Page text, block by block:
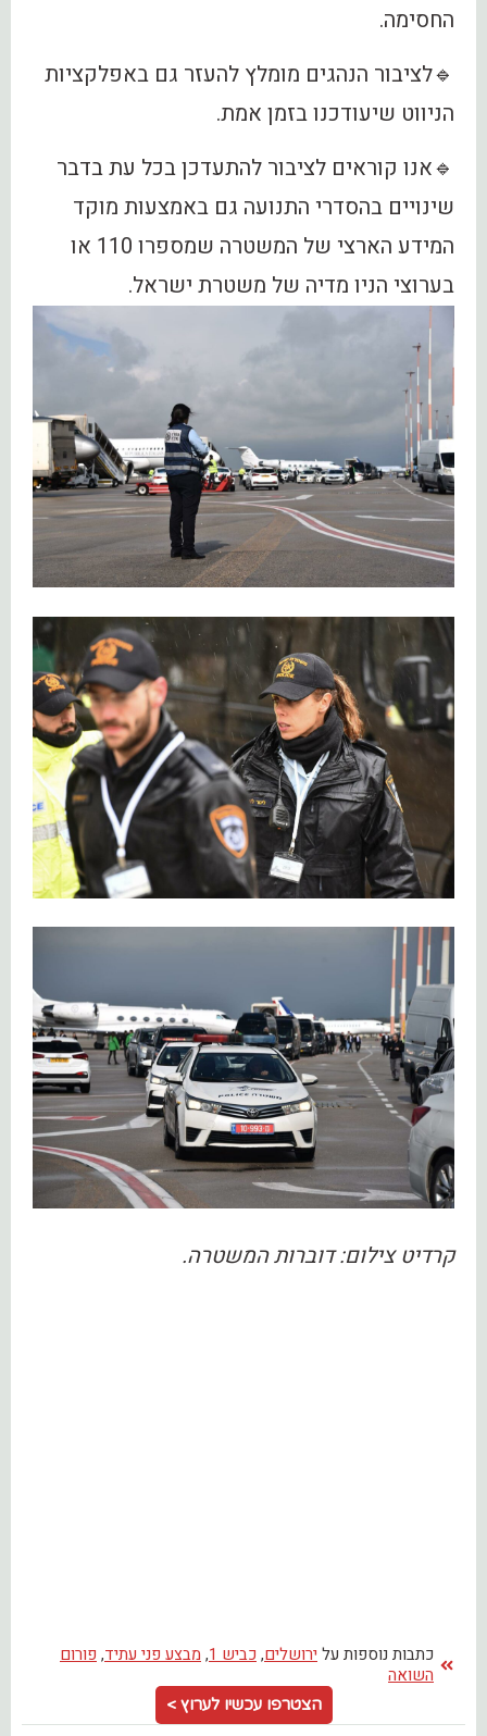
החסימה.
🔹לציבור הנהגים מומלץ להעזר גם באפלקציות
הניווט שיעודכנו בזמן אמת.
🔹אנו קוראים לציבור להתעדכן בכל עת בדבר
שינויים בהסדרי התנועה גם באמצעות מוקד
המידע הארצי של המשטרה שמספרו 110 או
בערוצי הניו מדיה של משטרת ישראל.
קרדיט צילום: דוברות המשטרה.
כתבות נוספות על ירושלים, כביש 1 , מבצע פני עתיד, פורום
השואה
הצטרפו עכשיו לערוץ >